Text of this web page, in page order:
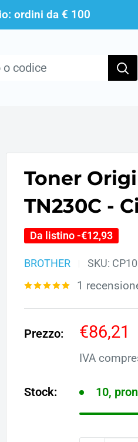
ordini da € 100
Toner
TN230C -
Da listino -€12,93
BROTHER SKU:
1
Prezzo:
Prezzo
scontato
€86,21
IVA
Stock: 10,